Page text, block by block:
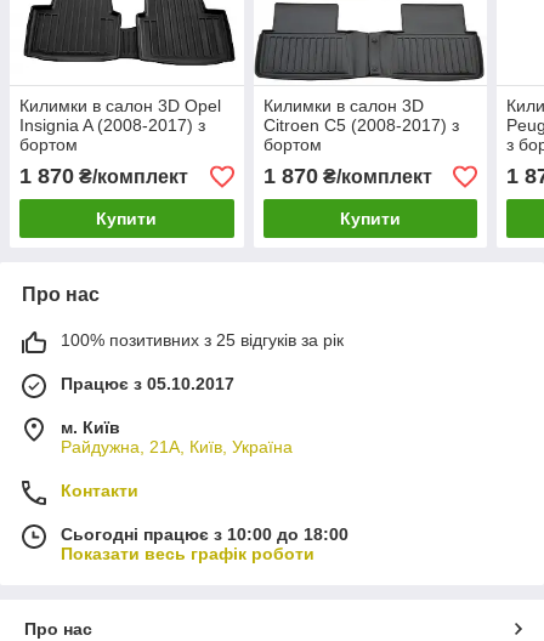
Килимки в салон 3D Opel
Insignia A (2008-2017) з
бортом
1 870 ₴/комплект
Купити
Килимки в салон 3D
Citroen C5 (2008-2017) з
бортом
1 870₴/комплект
Купити
з
1
Про нас
100% позитивних з 25 відгуків за рік
Працює з 05.10.2017
м. Київ
Райдужна, 21А, Київ, Україна
Контакти
Сьогодні працює з 10:00 до 18:00
Показати весь графік роботи
Про нас